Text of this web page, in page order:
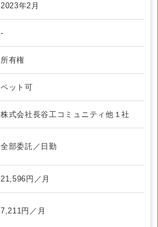
2023年2月
-
所有権
ペット可
株式会社長谷工コミュニティ他１社
全部委託／日勤
21,596円／月
7,211円／月